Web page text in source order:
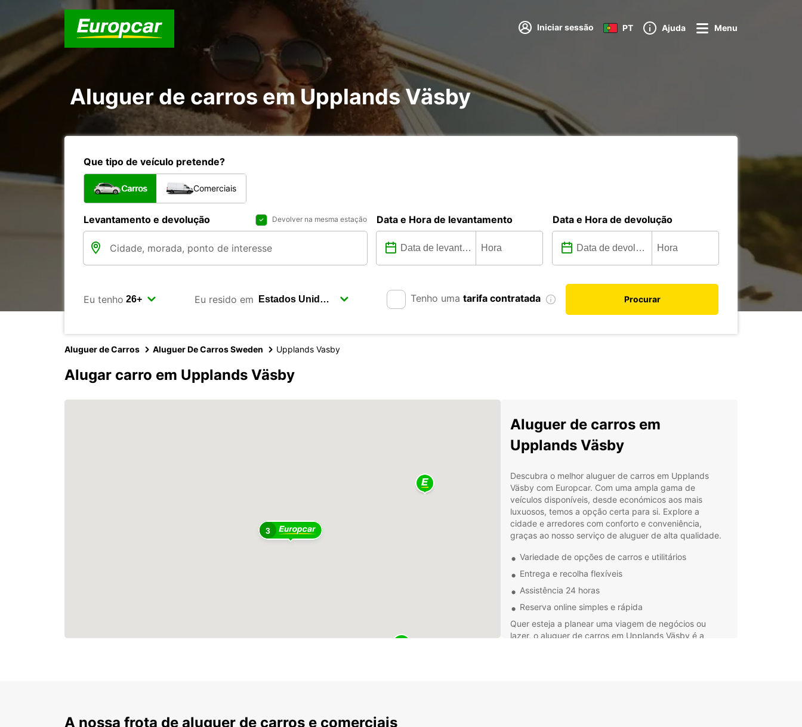
Iniciar sessão PT Ajuda Menu
Aluguer de carros em Upplands Väsby
Que tipo de veículo pretende?
Carros Comerciais
Levantamento e devolução Devolver na mesma estação Data e Hora de levantamento Data e Hora de devolução
Eu tenho Eu resido em Tenho uma tarifa contratada Procurar
Aluguer de Carros Aluguer De Carros Sweden Upplands Vasby
Alugar carro em Upplands Väsby
3
Aluguer de carros em
Upplands Väsby
Descubra o melhor aluguer de carros em Upplands
Väsby com Europcar. Com uma ampla gama de
veículos disponíveis, desde económicos aos mais
luxuosos, temos a opção certa para si. Explore a
cidade e arredores com conforto e conveniência,
graças ao nosso serviço de aluguer de alta qualidade.
Variedade de opções de carros e utilitários
Entrega e recolha flexíveis
Assistência 24 horas
Reserva online simples e rápida
Quer esteja a planear uma viagem de negócios ou
lazer, o aluguer de carros em Upplands Väsby é a
A nossa frota de aluguer de carros e comerciais